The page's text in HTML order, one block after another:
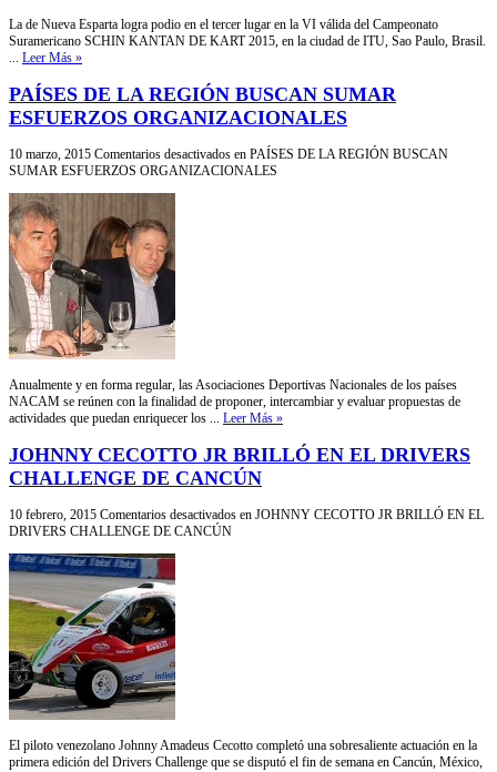
La de Nueva Esparta logra podio en el tercer lugar en la VI válida del Campeonato
Suramericano SCHIN KANTAN DE KART 2015, en la ciudad de ITU, Sao Paulo, Brasil.
Leer Más »
PAÍSES DE LA REGIÓN BUSCAN SUMAR
ESFUERZOS ORGANIZACIONALES
10 marzo, 2015 Comentarios desactivados en PAÍSES DE LA REGIÓN BUSCAN
SUMAR ESFUERZOS ORGANIZACIONALES
Anualmente y en forma regular, las Asociaciones Deportivas Nacionales de los países
NACAM se reúnen con la finalidad de proponer, intercambiar y evaluar propuestas de
actividades que puedan enriquecer los ... Leer Más »
JOHNNY CECOTTO JR BRILLÓ EN EL DRIVERS
CHALLENGE DE CANCÚN
10 febrero, 2015 Comentarios desactivados en JOHNNY CECOTTO JR BRILLÓ EN EL
DRIVERS CHALLENGE DE CANCÚN
El piloto venezolano Johnny Amadeus Cecotto completó una sobresaliente actuación en la
primera edición del Drivers Challenge que se disputó el fin de semana en Cancún, México,